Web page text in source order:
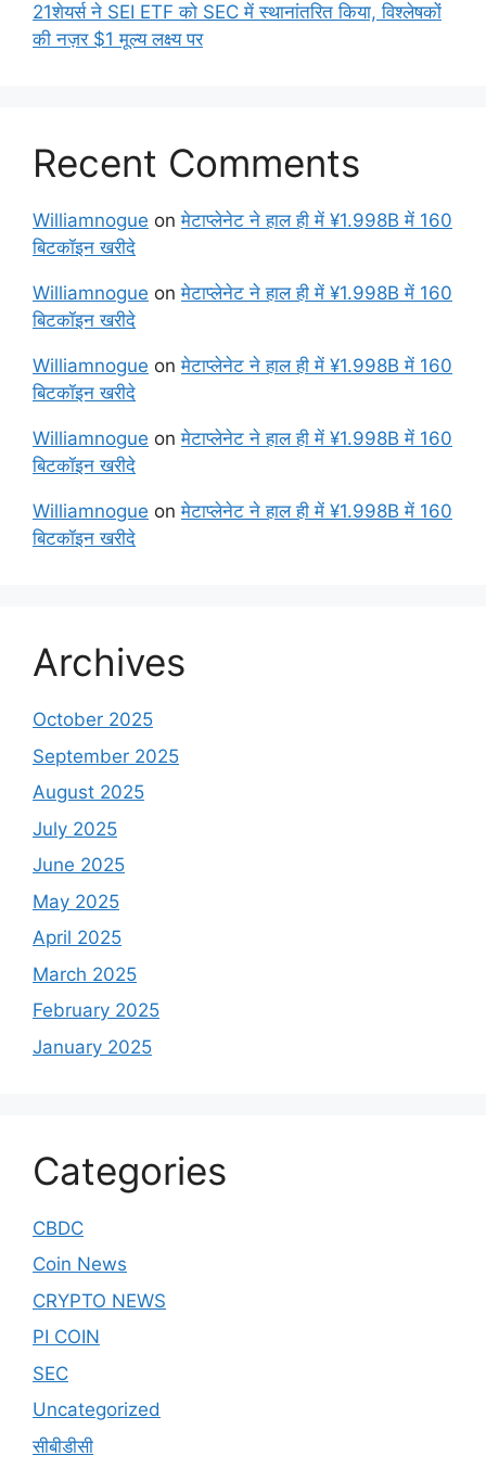
21शेयर्स ने SEI ETF को SEC में स्थानांतरित किया, विश्लेषकों
की नज़र $1 मूल्य लक्ष्य पर
Recent Comments
Williamnogue onमेटाप्लेनेट ने हाल ही में ¥1.998B में 160
बिटकॉइन खरीदे
Williamnogue onमेटाप्लेनेट ने हाल ही में ¥1.998B में 160
बिटकॉइन खरीदे
Williamnogue onमेटाप्लेनेट ने हाल ही में ¥1.998B में 160
बिटकॉइन खरीदे
Williamnogue onमेटाप्लेनेट ने हाल ही में ¥1.998B में 160
बिटकॉइन खरीदे
Williamnogue onमेटाप्लेनेट ने हाल ही में ¥1.998B में 160
बिटकॉइन खरीदे
Archives
October 2025
September 2025
August 2025
July 2025
June 2025
May 2025
April 2025
March 2025
February 2025
January 2025
Categories
CBDC
Coin News
CRYPTO NEWS
PI COIN
SEC
Uncategorized
सीबीडीसी